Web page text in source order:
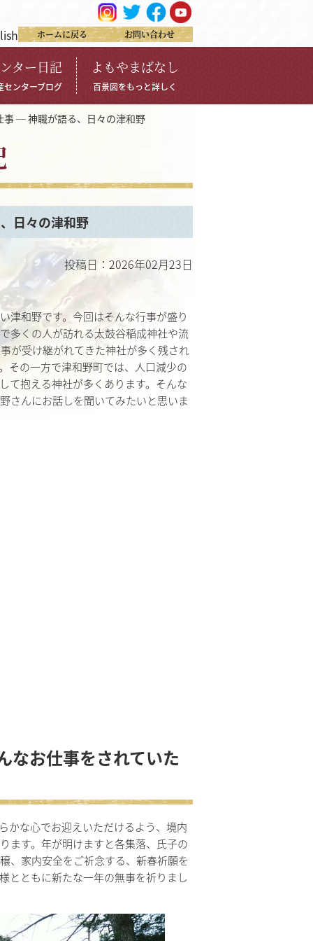
ホームに戻る お問い合わせ
ター日記
センターブログ
よもやまばなし
百景図をもっと詳しく
事 ─ 神職が語る、日々の津和野
日々の津和野
投稿日：2026年02月23日
津和野です。今回はそんな行事が盛り
多くの人が訪れる太鼓谷稲成神社や流
が受け継がれてきた神社が多く残され
その一方で津和野町では、人口減少の
て抱える神社が多くあります。そんな
さんにお話しを聞いてみたいと思いま
なお仕事をされていた
かな心でお迎えいただけるよう、境内
ます。年が明けますと各集落、氏子の
、家内安全をご祈念する、新春祈願を
とともに新たな一年の無事を祈りまし